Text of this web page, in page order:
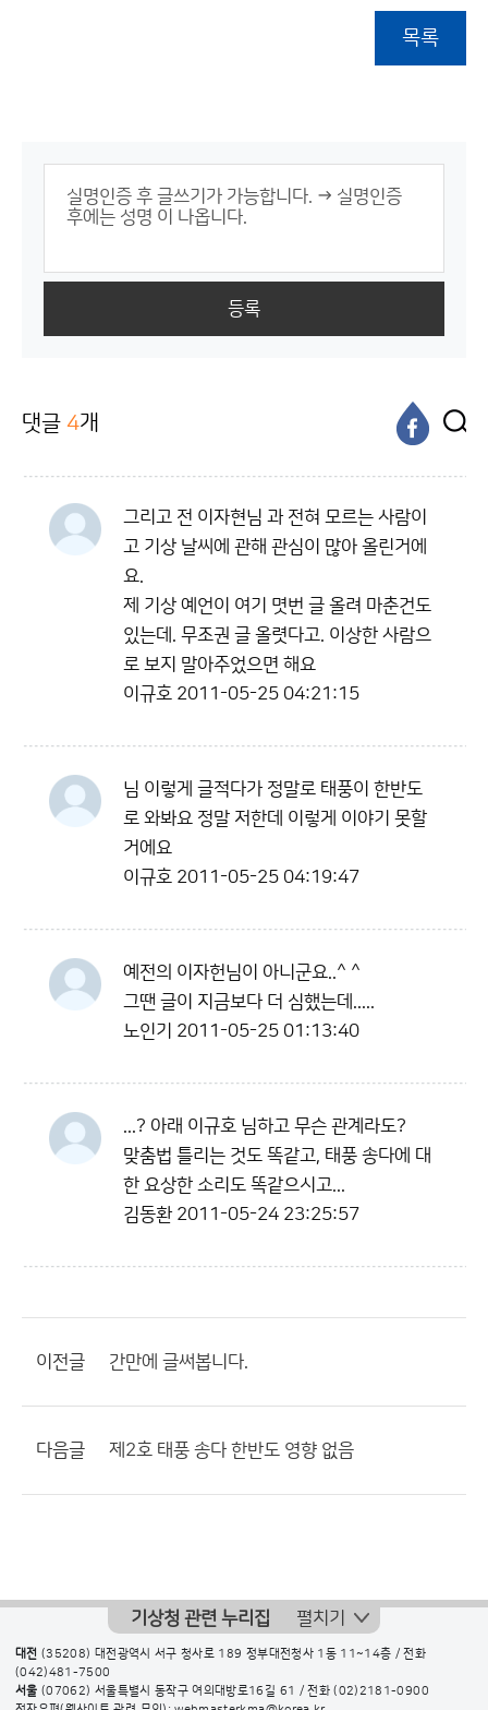
목록
등록
댓글 4개
그리고 전 이자현님 과 전혀 모르는 사람이
고 기상 날씨에 관해 관심이 많아 올린거에
요.
제 기상 예언이 여기 몃번 글 올려 마춘건도
있는데. 무조권 글 올렷다고. 이상한 사람으
로 보지 말아주었으면 해요
이규호 2011-05-25 04:21:15
님 이렇게 글적다가 정말로 태풍이 한반도
로 와봐요 정말 저한데 이렇게 이야기 못할
거에요
이규호 2011-05-25 04:19:47
예전의 이자헌님이 아니군요..^ ^
그땐 글이 지금보다 더 심했는데.....
노인기 2011-05-25 01:13:40
...? 아래 이규호 님하고 무슨 관계라도?
맞춤법 틀리는 것도 똑같고, 태풍 송다에 대
한 요상한 소리도 똑같으시고...
김동환 2011-05-24 23:25:57
이전글 간만에 글써봅니다.
다음글 제2호 태풍 송다 한반도 영향 없음
기상청 관련 누리집 펼치기
대전 (35208) 대전광역시 서구 청사로 189 정부대전청사 1동 11~14층 / 전화
(042)481-7500
서울 (07062) 서울특별시 동작구 여의대방로16길 61 / 전화(02)2181-0900